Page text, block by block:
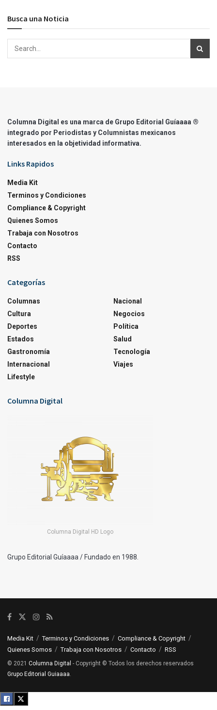
Busca una Noticia
Columna Digital es una marca de Grupo Editorial Guíaaaa ®
integrado por Periodistas y Columnistas mexicanos
interesados en la objetividad informativa.
Links Rapidos
Media Kit
Terminos y Condiciones
Compliance & Copyright
Quienes Somos
Trabaja con Nosotros
Contacto
RSS
Categorías
Columnas
Cultura
Deportes
Estados
Gastronomía
Internacional
Lifestyle
Nacional
Negocios
Política
Salud
Tecnología
Viajes
Columna Digital
Columna Digital HD Logo
Grupo Editorial Guíaaaa / Fundado en 1988.
Media Kit Terminos y Condiciones
Compliance & Copyright
Quienes Somos
Trabaja con Nosotros Contacto RSS
© 2021 Columna Digital - Copyright © Todos los derechos reservados
Grupo Editorial Guiaaaa